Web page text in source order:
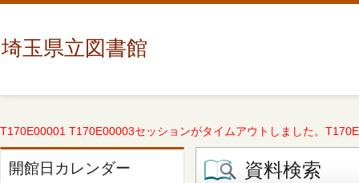
埼玉県立図書館
T170E00001 T170E00003セッションがタイムアウトしました。
開館日カレンダー 資料検索